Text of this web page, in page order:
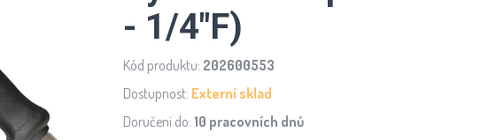
- 1/4"F)
Kód produktu: 202600553
Dostupnost: Externí sklad
Doručení do: 10 pracovních dnů